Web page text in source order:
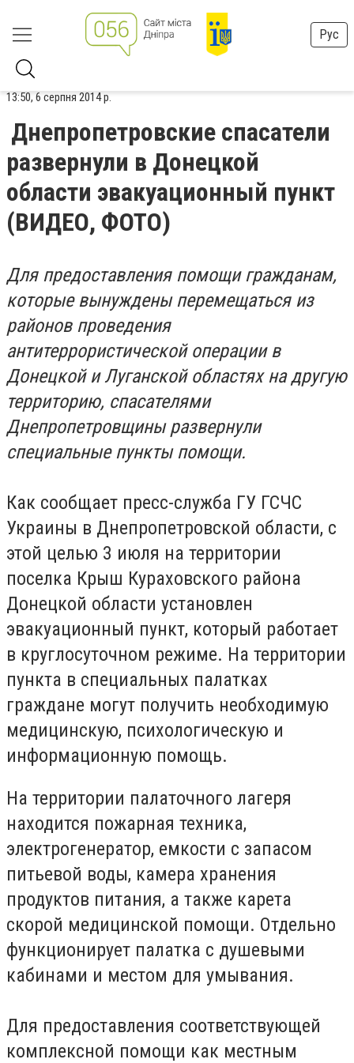
Рус
13:50, 6 серпня 2014 р.
Днепропетровские спасатели
развернули в Донецкой
области эвакуационный пункт
(ВИДЕО, ФОТО)
Для предоставления помощи гражданам,
которые вынуждены перемещаться из
районов проведения
антитеррористической операции в
Донецкой и Луганской областях на другую
территорию, спасателями
Днепропетровщины развернули
специальные пункты помощи.
Как сообщает пресс-служба ГУ ГСЧС
Украины в Днепропетровской области, с
этой целью 3 июля на территории
поселка Крыш Кураховского района
Донецкой области установлен
эвакуационный пункт, который работает
в круглосуточном режиме. На территории
пункта в специальных палатках
граждане могут получить необходимую
медицинскую, психологическую и
информационную помощь.
На территории палаточного лагеря
находится пожарная техника,
электрогенератор, емкости с запасом
питьевой воды, камера хранения
продуктов питания, а также карета
скорой медицинской помощи. Отдельно
функционирует палатка с душевыми
кабинами и местом для умывания.
Для предоставления соответствующей
комплексной помощи как местным